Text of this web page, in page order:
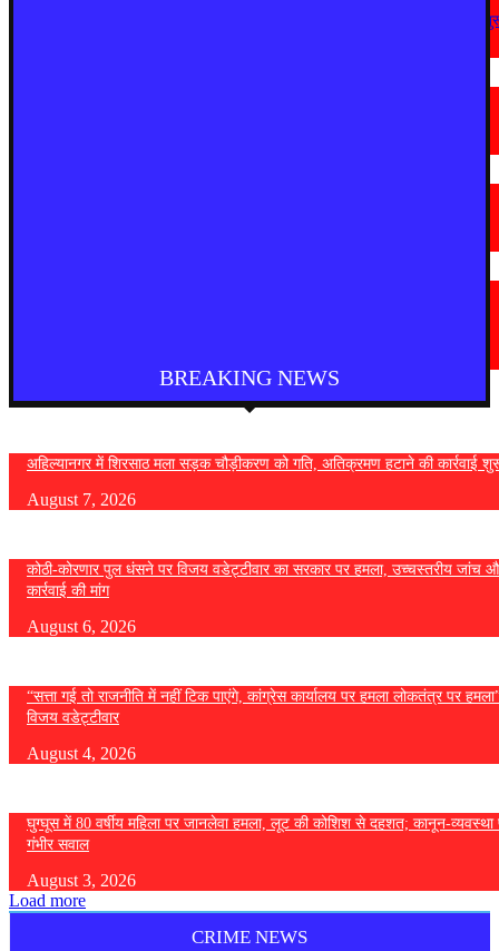
अहिल्यानगर में शिरसाठ मला सड़क चौड़ीकरण को गति, अतिक्रमण हटाने की कार्रवाई
BREAKING NEWS
अहिल्यानगर में शिरसाठ मला सड़क चौड़ीकरण को गति, अतिक्रमण हटाने की कार्रवाई
August 7, 2026
कोठी-कोरणार पुल धंसने पर विजय वडेट्टीवार का सरकार पर हमला, उच्चस्तरीय जांच
कार्रवाई की मांग
August 6, 2026
“सत्ता गई तो राजनीति में नहीं टिक पाएंगे, कांग्रेस कार्यालय पर हमला लोकतंत्र पर
विजय वडेट्टीवार
August 4, 2026
घुग्घूस में 80 वर्षीय महिला पर जानलेवा हमला, लूट की कोशिश से दहशत; कानून-व्यवस्था
गंभीर सवाल
August 3, 2026
Load more
CRIME NEWS